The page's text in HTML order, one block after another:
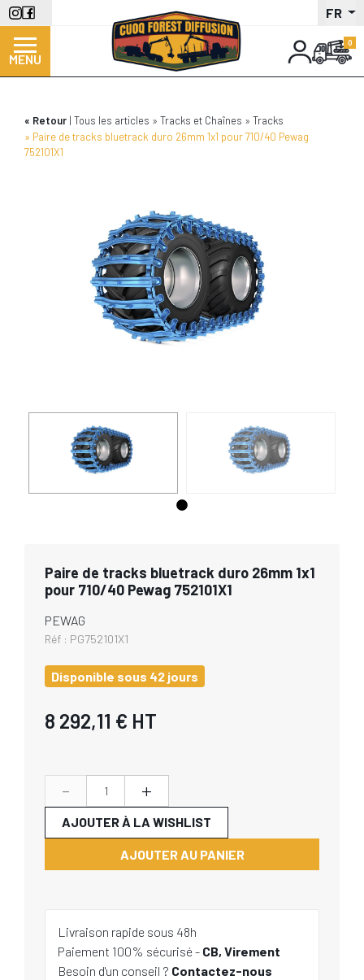
Aller
au
contenu
principal
FR
MENU
Retour Tous les articles Tracks et Chaînes
Tracks
Paire de tracks bluetrack duro 26mm 1x1 pour 710/40 Pewag
752101X1
Paire de tracks bluetrack duro 26mm 1x1
pour 710/40 Pewag 752101X1
PEWAG
Réf : PG752101X1
Disponible sous 42 jours
8 292,11 € HT
- +
AJOUTER AU PANIER
AJOUTER À LA WISHLIST
Livraison rapide sous 48h
Paiement 100% sécurisé - CB, Virement
Besoin d'un conseil ? Contactez-nous